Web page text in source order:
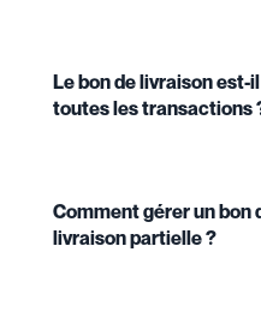
Le bon de livraison est-
toutes les transactions
Comment gérer un bon
livraison partielle ?